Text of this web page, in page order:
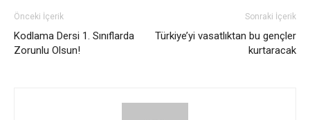
Önceki İçerik
Kodlama Dersi 1. Sınıflarda
Zorunlu Olsun!
Sonraki İçerik
Türkiye’yi vasatlıktan bu gençler
kurtaracak